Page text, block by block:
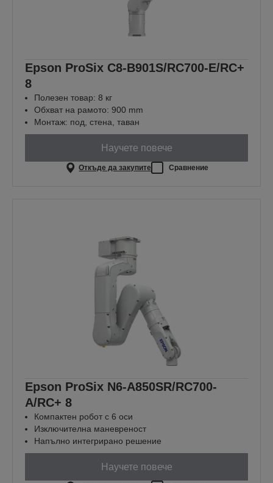
Epson ProSix C8-B901S/RC700-E/RC+
8
Полезен товар: 8 кг
Обхват на рамото: 900 mm
Монтаж: под, стена, таван
Научете повече
Откъде да закупите Сравнение
Epson ProSix N6-A850SR/RC700-
A/RC+ 8
Компактен робот с 6 оси
Изключителна маневреност
Напълно интегрирано решение
Научете повече